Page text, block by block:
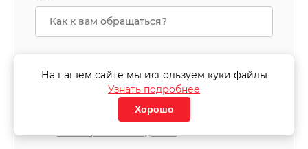
Отправляя заявку, я соглашаюсь на
На нашем сайте мы используем куки файлы
Узнать подробнее
Хорошо